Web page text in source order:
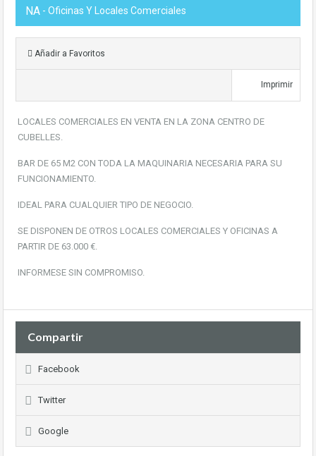
NA - Oficinas Y Locales Comerciales
Añadir a Favoritos
Imprimir
LOCALES COMERCIALES EN VENTA EN LA ZONA CENTRO DE
CUBELLES.
BAR DE 65 M2 CON TODA LA MAQUINARIA NECESARIA PARA SU
FUNCIONAMIENTO.
IDEAL PARA CUALQUIER TIPO DE NEGOCIO.
SE DISPONEN DE OTROS LOCALES COMERCIALES Y OFICINAS A
PARTIR DE 63.000 €.
INFORMESE SIN COMPROMISO.
Compartir
Facebook
Twitter
Google